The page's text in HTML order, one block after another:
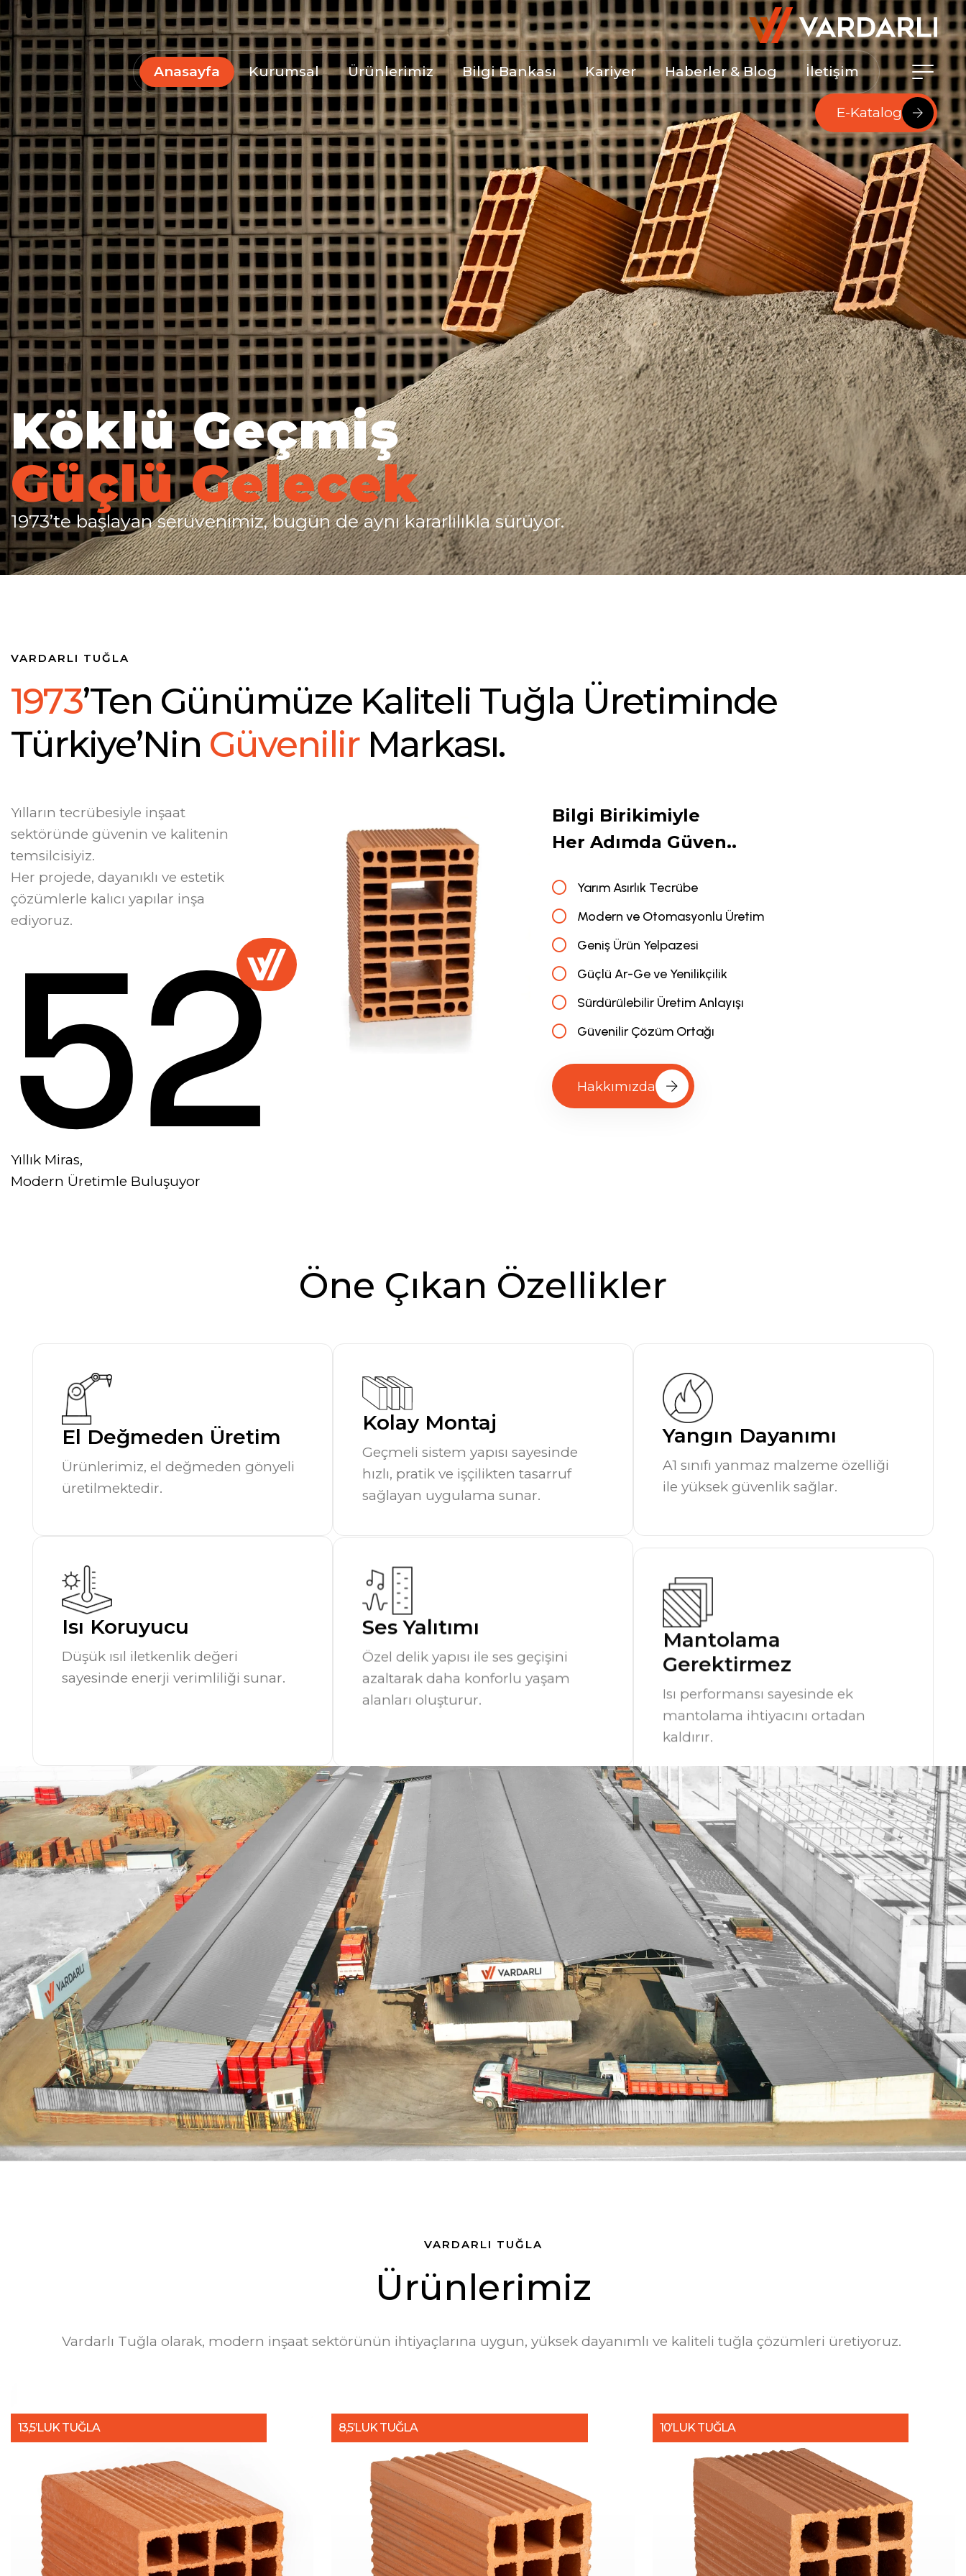
Anasayfa Kurumsal Ürünlerimiz Bilgi Bankası Kariyer Haberler & Blog İletişim
E-Katalog
Köklü Geçmiş
Güçlü Gelecek
1973’te başlayan serüvenimiz, bugün de aynı kararlılıkla sürüyor.
VARDARLI TUĞLA
1973’TEN GÜNÜMÜZE KALITELI TUĞLA ÜRETIMINDE
TÜRKIYE’NIN GÜVENILIR MARKASI.
Yılların tecrübesiyle inşaat
sektöründe güvenin ve kalitenin
temsilcisiyiz.
Her projede, dayanıklı ve estetik
çözümlerle kalıcı yapılar inşa
ediyoruz.
Yıllık Miras,
Modern Üretimle Buluşuyor
52
Bilgi Birikimiyle
Her Adımda Güven..
Yarım Asırlık Tecrübe
Modern ve Otomasyonlu Üretim
Geniş Ürün Yelpazesi
Güçlü Ar-Ge ve Yenilikçilik
Sürdürülebilir Üretim Anlayışı
Güvenilir Çözüm Ortağı
Hakkımızda
Öne Çıkan Özellikler
El Değmeden Üretim
Ürünlerimiz, el değmeden gönyeli
üretilmektedir.
Kolay Montaj
Geçmeli sistem yapısı sayesinde
hızlı, pratik ve işçilikten tasarruf
sağlayan uygulama sunar.
Yangın Dayanımı
A1 sınıfı yanmaz malzeme özelliği
ile yüksek güvenlik sağlar.
Isı Koruyucu
Düşük ısıl iletkenlik değeri
sayesinde enerji verimliliği sunar.
Ses Yalıtımı
Özel delik yapısı ile ses geçişini
azaltarak daha konforlu yaşam
alanları oluşturur.
Mantolama
Gerektirmez
mantolama ihtiyacını ortadan
kaldırır.
VARDARLI TUĞLA
Ürünlerimiz
Vardarlı Tuğla olarak, modern inşaat sektörünün ihtiyaçlarına uygun, yüksek dayanımlı ve kaliteli tuğla çözümleri üretiyoruz.
13,5’LUK TUĞLA 8,5’LUK TUĞLA 10’LUK TUĞLA